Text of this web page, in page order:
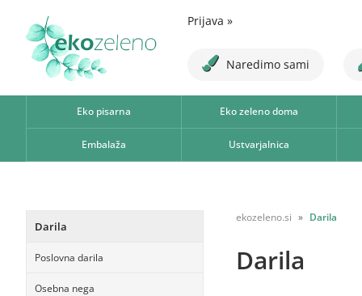
Prijava »
Naredimo sami
Eko pisarna Eko zeleno doma
Embalaža Ustvarjalnica
Darila
Poslovna darila
Osebna nega
ekozeleno.si Darila
Darila